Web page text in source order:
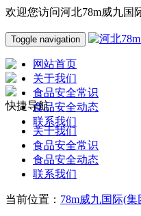
欢迎您访问河北78m威九国
Toggle navigation
网站首页
关于我们
食品安全常识
食品安全动态
联系我们
快捷导航
关于我们
食品安全常识
食品安全动态
联系我们
当前位置： 78m威九国际(集